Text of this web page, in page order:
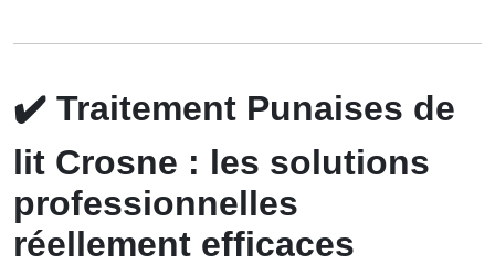
✔️ Traitement Punaises de
lit Crosne : les solutions
professionnelles
réellement efficaces